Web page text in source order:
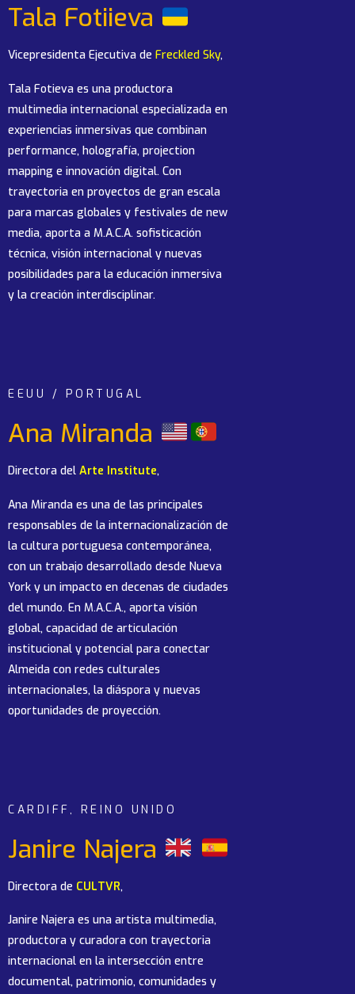
Tala Fotiieva
Vicepresidenta Ejecutiva de Freckled Sky,
Tala Fotieva es una productora
multimedia internacional especializada en
experiencias inmersivas que combinan
performance, holografía, projection
mapping e innovación digital. Con
trayectoria en proyectos de gran escala
para marcas globales y festivales de new
media, aporta a M.A.C.A. sofisticación
técnica, visión internacional y nuevas
posibilidades para la educación inmersiva
y la creación interdisciplinar.
EEUU / PORTUGAL
Ana Miranda
Directora del Arte Institute,
Ana Miranda es una de las principales
responsables de la internacionalización de
la cultura portuguesa contemporánea,
con un trabajo desarrollado desde Nueva
York y un impacto en decenas de ciudades
del mundo. En M.A.C.A., aporta visión
global, capacidad de articulación
institucional y potencial para conectar
Almeida con redes culturales
internacionales, la diáspora y nuevas
oportunidades de proyección.
CARDIFF, REINO UNIDO
Janire Najera
Directora de CULTVR,
Janire Najera es una artista multimedia,
productora y curadora con trayectoria
internacional en la intersección entre
documental, patrimonio, comunidades y